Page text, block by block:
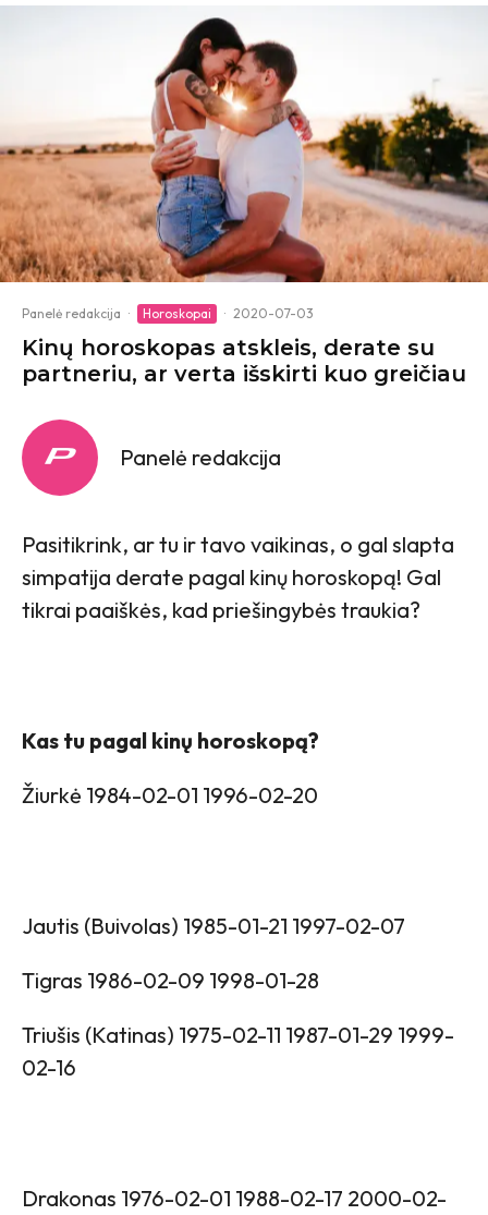
Panelė redakcija · Horoskopai · 2020-07-03
Kinų horoskopas atskleis, derate su
partneriu, ar verta išskirti kuo greičiau
Panelė redakcija
Pasitikrink, ar tu ir tavo vaikinas, o gal slapta
simpatija derate pagal kinų horoskopą! Gal
tikrai paaiškės, kad priešingybės traukia?
Kas tu pagal kinų horoskopą?
Žiurkė 1984-02-01 1996-02-20
Jautis (Buivolas) 1985-01-21 1997-02-07
Tigras 1986-02-09 1998-01-28
Triušis (Katinas) 1975-02-11 1987-01-29 1999-
02-16
Drakonas 1976-02-01 1988-02-17 2000-02-